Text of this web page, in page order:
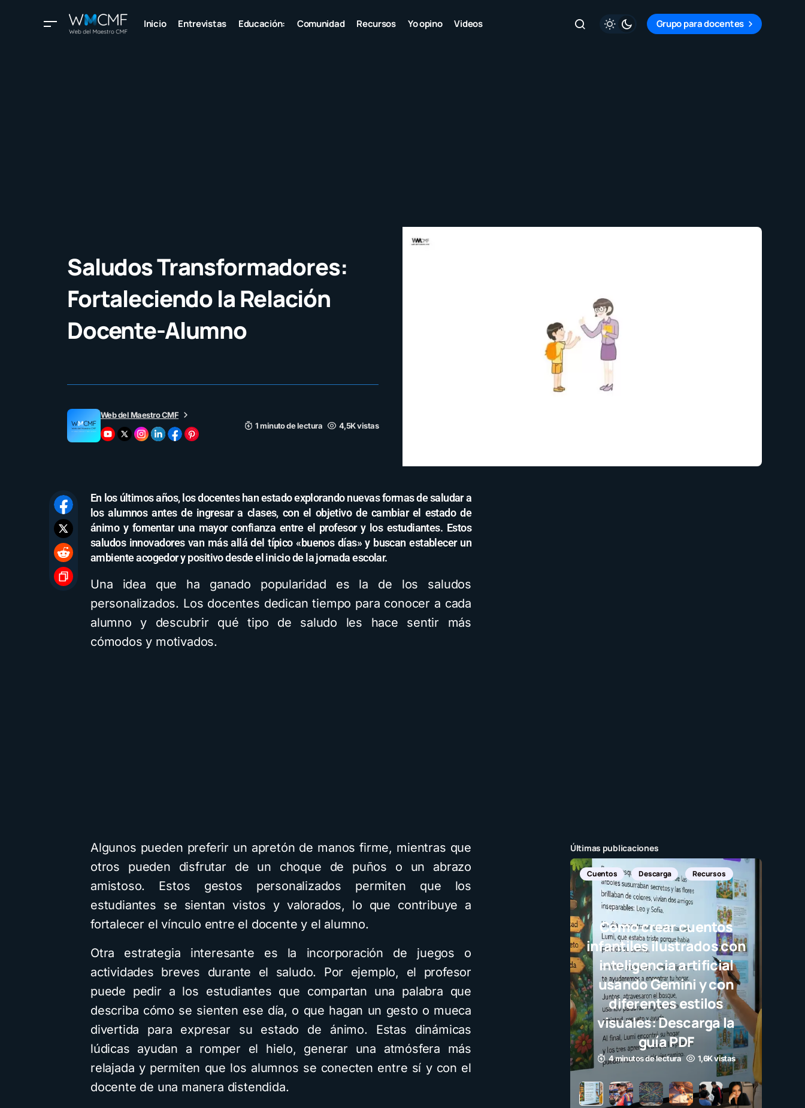
Inicio Entrevistas Educación: Comunidad Recursos Yo opino Videos Grupo para docentes
Saludos Transformadores:
Fortaleciendo la Relación
Docente-Alumno
Web del Maestro CMF
1 minuto de lectura
4,5K vistas
En los últimos años, los docentes han estado explorando nuevas formas de saludar a
los alumnos antes de ingresar a clases, con el objetivo de cambiar el estado de
ánimo y fomentar una mayor confianza entre el profesor y los estudiantes. Estos
saludos innovadores van más allá del típico «buenos días» y buscan establecer un
ambiente acogedor y positivo desde el inicio de la jornada escolar.
Una idea que ha ganado popularidad es la de los saludos
personalizados. Los docentes dedican tiempo para conocer a cada
alumno y descubrir qué tipo de saludo les hace sentir más
cómodos y motivados.
Algunos pueden preferir un apretón de manos firme, mientras que
otros pueden disfrutar de un choque de puños o un abrazo
amistoso. Estos gestos personalizados permiten que los
estudiantes se sientan vistos y valorados, lo que contribuye a
fortalecer el vínculo entre el docente y el alumno.
Otra estrategia interesante es la incorporación de juegos o
actividades breves durante el saludo. Por ejemplo, el profesor
puede pedir a los estudiantes que compartan una palabra que
describa cómo se sienten ese día, o que hagan un gesto o mueca
divertida para expresar su estado de ánimo. Estas dinámicas
lúdicas ayudan a romper el hielo, generar una atmósfera más
relajada y permiten que los alumnos se conecten entre sí y con el
docente de una manera distendida.
Últimas publicaciones
Cuentos Descarga Recursos
Cómo crear cuentos
infantiles ilustrados con
inteligencia artificial
usando Gemini y con
diferentes estilos
visuales: Descarga la
guía PDF
4 minutos de lectura 1,6K vistas